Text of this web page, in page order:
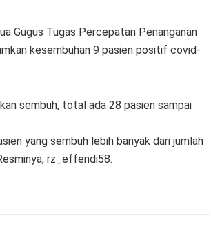
Gugus Tugas Percepatan Penanganan
kesembuhan 9 pasien positif covid-
sembuh, total ada 28 pasien sampai
yang sembuh lebih banyak dari jumlah
rz_effendi58.